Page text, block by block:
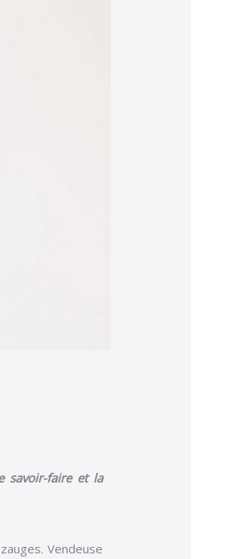
savoir-faire et la
Vendeuse